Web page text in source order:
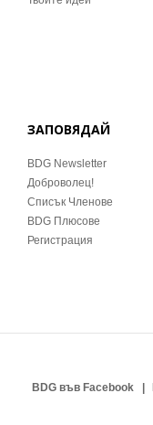
ЗАПОВЯДАЙ
BDG Newsletter
Доброволец!
Списък Членове
BDG Плюсове
Регистрация
BDG във Facebook